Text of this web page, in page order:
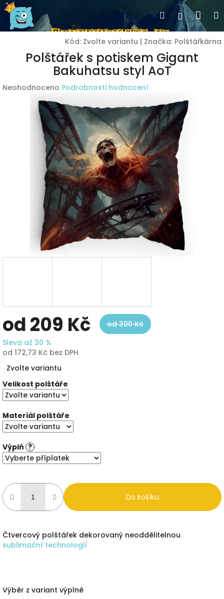
Přejít
na
obsah
Hledat
Kód: Zvolte variantu | Značka: Polštářkárna
Polštářek s potiskem Gigant
Bakuhatsu styl AoT
Průměrné
Neohodnoceno Podrobnosti hodnocení
od209 Kč
od 300 Kč
Sleva až 30 %
od 172,73 Kč bez DPH
cena:
Zvolte variantu
Velikost polštáře
Materiál polštáře
Výplň ?
Do košíku
Čtvercový polštářek dekorovaný neoddělitelnou
sublimační technologií
Výběr z variant výplně